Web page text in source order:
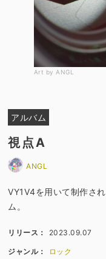
Art by ANGL
アルバム
視点A
ANGL
VY1V4を用いて制作さ
ム。
リリース： 2023.09.07
ジャンル： ロック